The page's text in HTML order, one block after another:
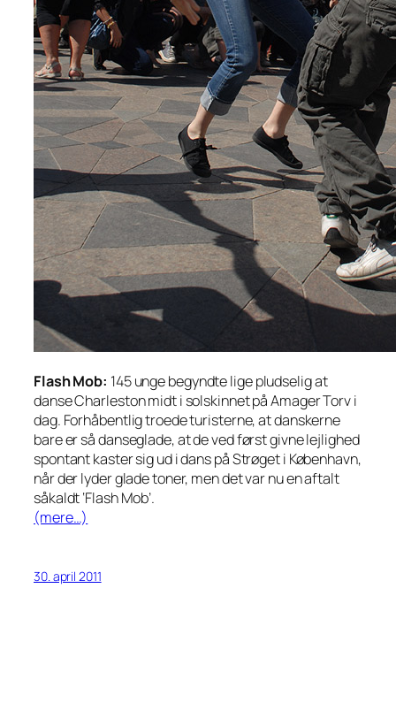
Flash Mob: 145 unge begyndte lige pludselig at
danse Charleston midt i solskinnet på Amager Torv i
dag. Forhåbentlig troede turisterne, at danskerne
bare er så danseglade, at de ved først givne lejlighed
spontant kaster sig ud i dans på Strøget i København,
når der lyder glade toner, men det var nu en aftalt
såkaldt ‘Flash Mob’.
(mere…)
30. april 2011